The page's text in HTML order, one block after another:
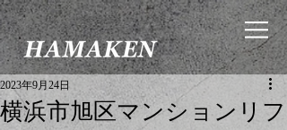
横浜市旭区マンションリフ
2023年9月24日